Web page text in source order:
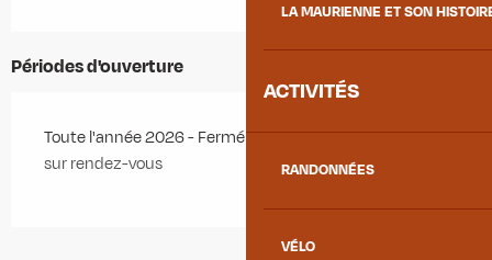
LA MAURIENNE ET SON
ACTIVITÉS
RANDONNÉES
VÉLO
Périodes d'ouverture
Toute l'année 2026 - Fermé le dimanche
sur rendez-vous